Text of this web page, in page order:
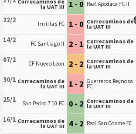
la UAT III 1 - 0 Real Apodaca FC II
22/2 Irritilas FC 1 - 0 Correcaminos de
la UAT III
14/2 FC Santiago II 2 - 1 Correcaminos de
la UAT III
07/2
CF Nuevo Leon 2 - 2 Correcaminos de
la UAT III
30/1 Correcaminos de
la UAT III 1 - 2 Guerreros Reynosa
FC
25/1 San Pedro 7 10 FC 0 - 2 Correcaminos de
la UAT III
16/1 Correcaminos de
la UAT III 4 - 2 Real San Cosme FC